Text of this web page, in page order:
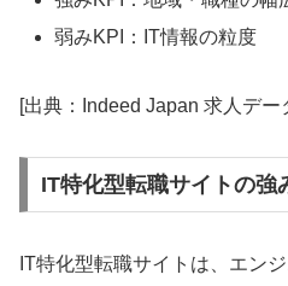
弱みKPI：IT情報の粒度
[出典：Indeed Japan 求人デー
IT特化型転職サイトの強
IT特化型転職サイトは、エン